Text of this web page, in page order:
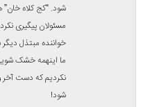
طنز جالبی بود آقا
اقتدای خوبی هم
رئیس جمهوری که
فرمودند “خدا